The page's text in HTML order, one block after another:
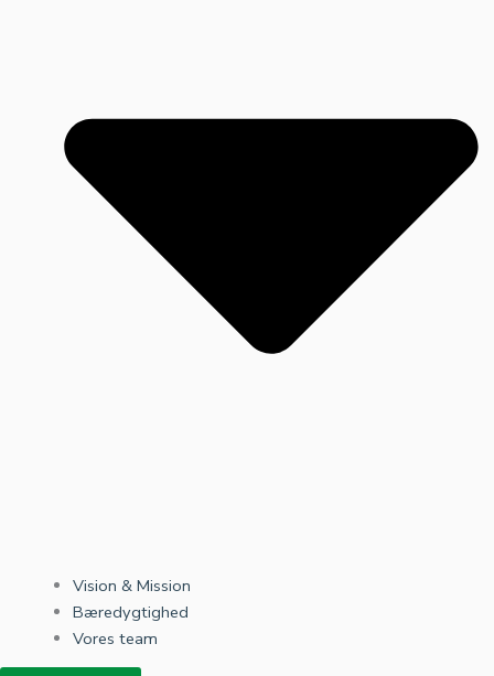
Vision & Mission
Bæredygtighed
Vores team